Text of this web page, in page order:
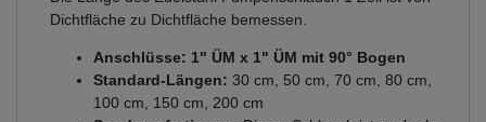
Dichtfläche zu Dichtfläche bemessen.
Anschlüsse: 1" ÜM x 1" ÜM mit 90° Bogen
Standard-Längen: 30 cm, 50 cm, 70 cm, 80 cm,
100 cm, 150 cm, 200 cm